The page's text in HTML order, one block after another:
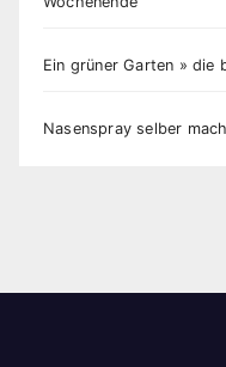
Ein grüner Garten » die
Nasenspray selber